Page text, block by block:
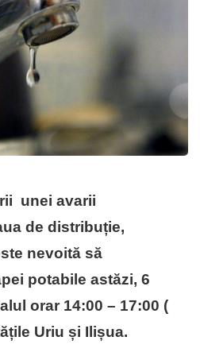
unei avarii
de distribuție,
nevoită să
potabile astăzi, 6
orar 14:00 – 17:00 (
Uriu și Ilișua.